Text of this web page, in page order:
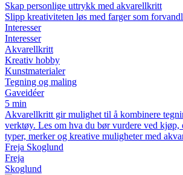
Skap personlige uttrykk med akvarellkritt
Slipp kreativiteten løs med farger som
Interesser
Interesser
Akvarellkritt
Kreativ hobby
Kunstmaterialer
Tegning og maling
Gaveidéer
5 min
Akvarellkritt gir mulighet til å kombinere
verktøy. Les om hva du bør vurdere ved kjøp,
typer, merker og kreative muligheter med
Freja Skoglund
Freja
Skoglund